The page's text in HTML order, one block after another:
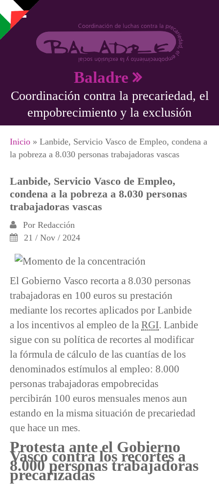
Pasar al contenido principal
Baladre
Coordinación contra la precariedad, el
empobrecimiento y la exclusión
Se encuentra usted aquí
Inicio » Lanbide, Servicio Vasco de Empleo, condena a
la pobreza a 8.030 personas trabajadoras vascas
Lanbide, Servicio Vasco de Empleo,
condena a la pobreza a 8.030 personas
trabajadoras vascas
Por Redacción
21 / Nov / 2024
El Gobierno Vasco recorta a 8.030 personas
trabajadoras en 100 euros su prestación
mediante los recortes aplicados por Lanbide
a los incentivos al empleo de la RGI. Lanbide
sigue con su política de recortes al modificar
la fórmula de cálculo de las cuantías de los
denominados estímulos al empleo: 8.000
personas trabajadoras empobrecidas
percibirán 100 euros mensuales menos aun
estando en la misma situación de precariedad
que hace un mes.
Protesta ante el Gobierno
Vasco contra los recortes a
8.000 personas trabajadoras
precarizadas